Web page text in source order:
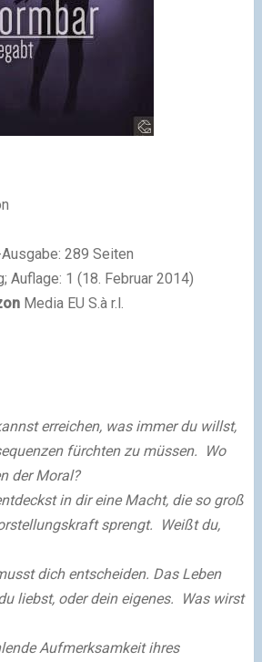
289 Seiten
Auflage: 1 (18. Februar 2014)
Media EU S.à r.l.
erreichen, was immer du willst,
fürchten zu müssen.
Wo
der Moral?
in dir eine Macht, die so groß
sprengt.
Weißt du,
dich entscheiden. Das Leben
liebst, oder dein eigenes.
Was wirst
Aufmerksamkeit ihres